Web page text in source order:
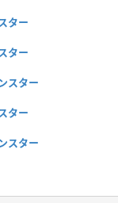
ター
ター
スター
ター
スター